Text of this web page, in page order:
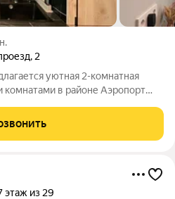
, 2
уютная 2-комнатная
комнатами в районе Аэропорт
с
этаж из 29